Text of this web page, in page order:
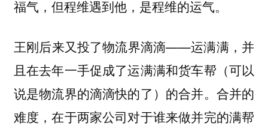
福气，但程维遇到他，是程维的运气。
王刚后来又投了物流界滴滴——运满满，并
且在去年一手促成了运满满和货车帮（可以
说是物流界的滴滴快的了）的合并。合并的
难度，在于两家公司对于谁来做并完的满帮